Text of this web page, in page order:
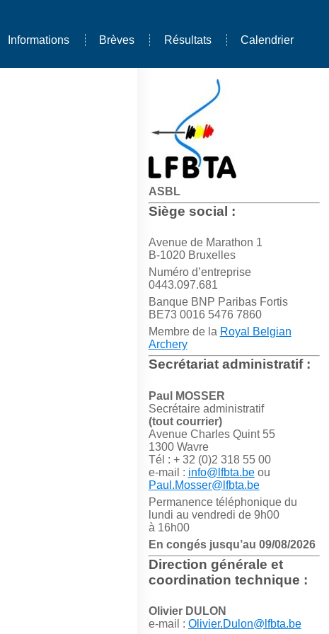
Informations Brèves Résultats Calendrier
ASBL
Siège social :
Avenue de Marathon 1
B-1020 Bruxelles
Numéro d’entreprise
0443.097.681
Banque BNP Paribas Fortis
BE73 0016 5476 7860
Membre de la Royal Belgian
Archery
Secrétariat administratif :
Paul MOSSER
Secrétaire administratif
(tout courrier)
Avenue Charles Quint 55
1300 Wavre
Tél : + 32 (0)2 318 55 00
e-mail : info@lfbta.beou
Paul.Mosser@lfbta.be
Permanence téléphonique du
lundi au vendredi de 9h00
à 16h00
En congés jusqu’au 09/08/2026
Direction générale et
coordination technique :
Olivier DULON
e-mail : Olivier.Dulon@lfbta.be